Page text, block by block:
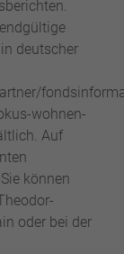
deutscher
wohnen-
Auf
können
oder bei der